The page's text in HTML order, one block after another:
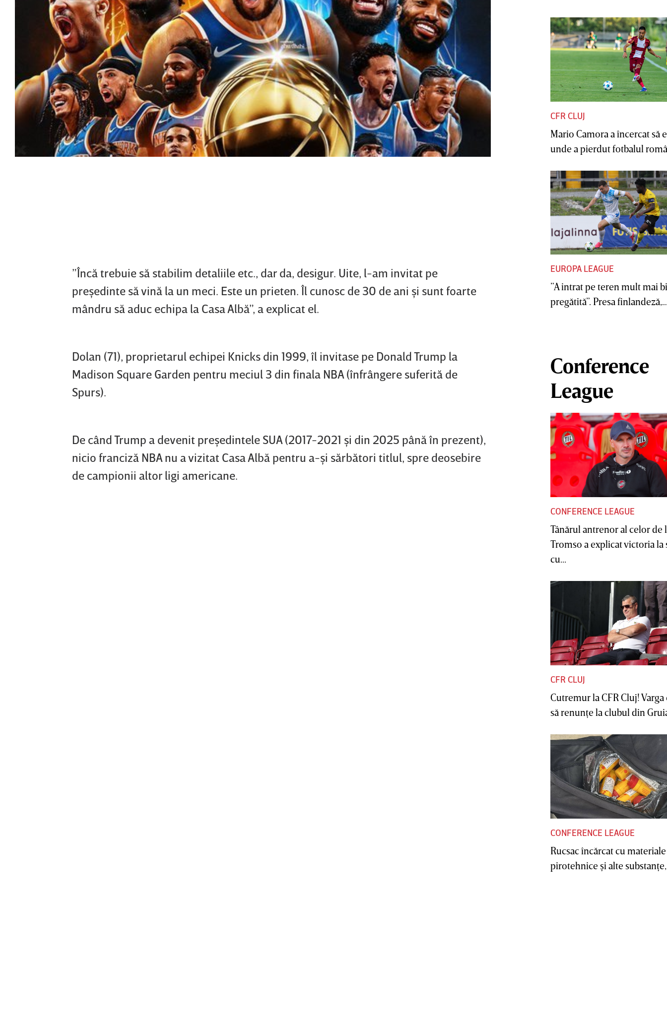
”Încă trebuie să stabilim detaliile etc., dar da, desigur. Uite, l-am invitat pe
preşedinte să vină la un meci. Este un prieten. Îl cunosc de 30 de ani şi sunt foarte
mândru să aduc echipa la Casa Albă”, a explicat el.
Dolan (71), proprietarul echipei Knicks din 1999, îl invitase pe Donald Trump la
Madison Square Garden pentru meciul 3 din finala NBA (înfrângere suferită de
Spurs).
De când Trump a devenit preşedintele SUA (2017-2021 şi din 2025 până în prezent),
nicio franciză NBA nu a vizitat Casa Albă pentru a-şi sărbători titlul, spre deosebire
de campionii altor ligi americane.
CFR CLUJ
Mario Camora a încercat să
unde a pierdut fotbalul
EUROPA LEAGUE
”A intrat pe teren mult mai
pregătită”. Presa
Conference
League
CONFERENCE LEAGUE
Tânărul antrenor al celor de
Tromso a explicat victoria la
cu...
CFR CLUJ
Cutremur la CFR Cluj! Varga
să renunţe la clubul din
CONFERENCE LEAGUE
Rucsac încărcat cu materiale
pirotehnice şi alte substanţe,